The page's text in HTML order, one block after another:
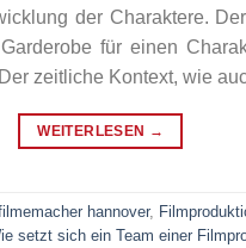
der Charaktere.
für einen
zeitliche Kontext, wie
WEITERLESEN →
hannover,
setzt sich ein Team einer